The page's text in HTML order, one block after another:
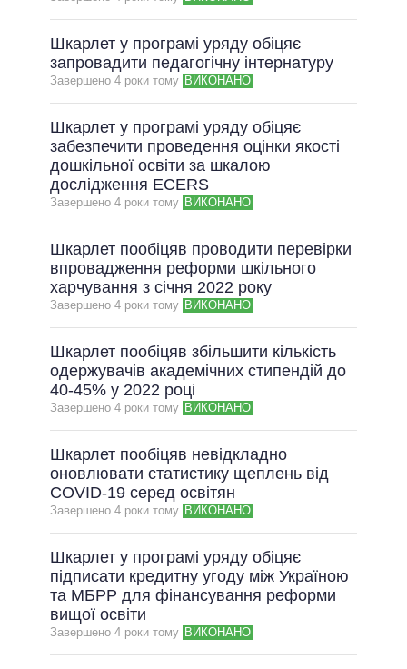
ВСІ ОБІЦЯНКИ
АРХІВНІ ОБІЦЯНКИ
Шкарлет у програмі уряду обіцяє
запровадити педагогічну інтернатуру
Завершено 4 роки тому ВИКОНАНО
Шкарлет у програмі уряду обіцяє
забезпечити проведення оцінки якості
дошкільної освіти за шкалою
дослідження ECERS
Завершено 4 роки тому ВИКОНАНО
Шкарлет пообіцяв проводити перевірки
впровадження реформи шкільного
харчування з січня 2022 року
Завершено 4 роки тому ВИКОНАНО
Шкарлет пообіцяв збільшити кількість
одержувачів академічних стипендій до
40-45% у 2022 році
Завершено 4 роки тому ВИКОНАНО
Шкарлет пообіцяв невідкладно
оновлювати статистику щеплень від
COVID-19 серед освітян
Завершено 4 роки тому ВИКОНАНО
Шкарлет у програмі уряду обіцяє
підписати кредитну угоду між Україною
та МБРР для фінансування реформи
вищої освіти
Завершено 4 роки тому ВИКОНАНО